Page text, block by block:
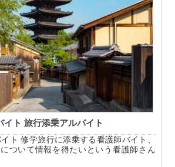
イト 旅行添乗アルバイト
ト 修学旅行に添乗する看護師バイト、
ついて情報を得たいという看護師さん